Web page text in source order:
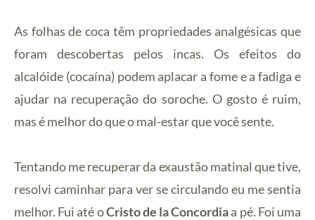
As folhas de coca têm propriedades analgésicas que
foram descobertas pelos incas. Os efeitos do
alcalóide (cocaína) podem aplacar a fomee afadiga e
ajudar na recuperação do soroche. O gosto é ruim,
mas é melhor do que o mal-estar que você sente.
Tentando me recuperar da exaustão matinal que tive,
resolvi caminhar para ver se circulando eu me sentia
melhor. Fui até oCristo de la Concordiaa pé. Foi uma